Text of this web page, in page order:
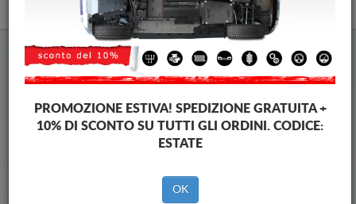
Piastra paramotore di acciaio Volkswagen
Piastra paramotore di acciaio Volkswagen Caddy
Brands
Brands
PROMOZIONE ESTIVA! SPEDIZIONE GRATUITA +
10% DI SCONTO SU TUTTI GLI ORDINI. CODICE:
ESTATE
OK